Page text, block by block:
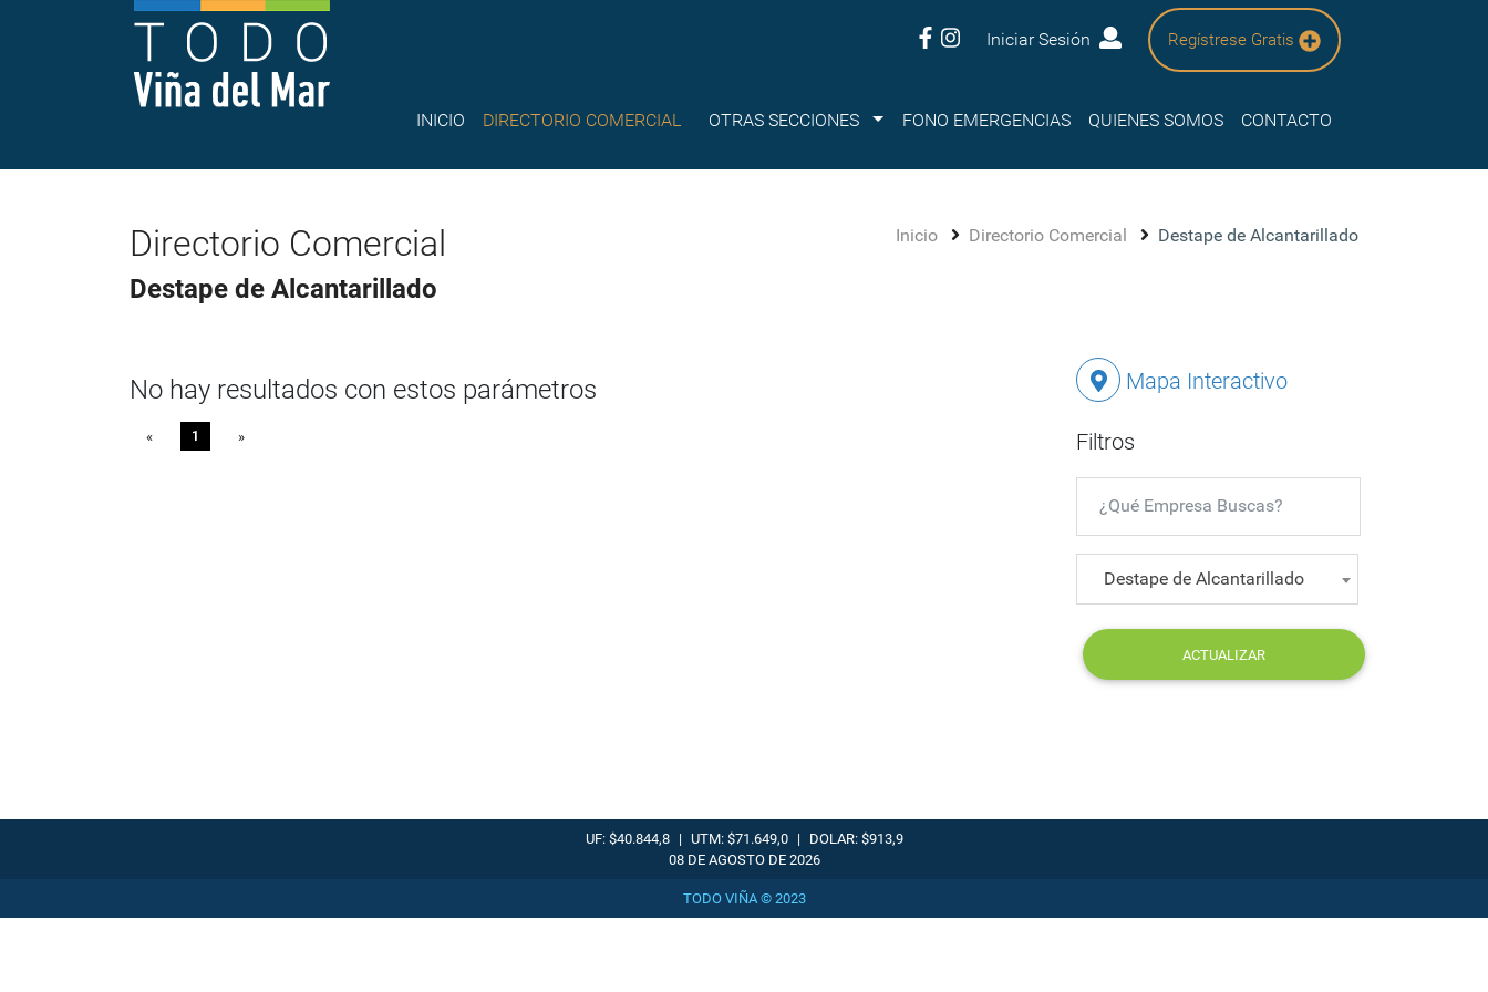
Iniciar Sesión Regístrese Gratis
INICIO DIRECTORIO COMERCIAL OTRAS SECCIONES Submenu
FONO EMERGENCIAS QUIENES SOMOS CONTACTO
Directorio Comercial
Destape de Alcantarillado
Inicio Directorio Comercial Destape de Alcantarillado
Mapa Interactivo
Filtros
Destape de Alcantarillado
ACTUALIZAR
No hay resultados con estos parámetros
« Previous
1 »
UF: $40.844,8 | UTM: $71.649,0 |
DOLAR: $913,9
08 DE AGOSTO DE 2026
TODO VIÑA © 2023